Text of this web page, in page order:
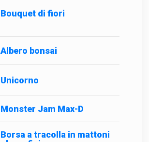
Bouquet di fiori
Albero bonsai
Unicorno
Monster Jam Max-D
Borsa a tracolla in mattoni